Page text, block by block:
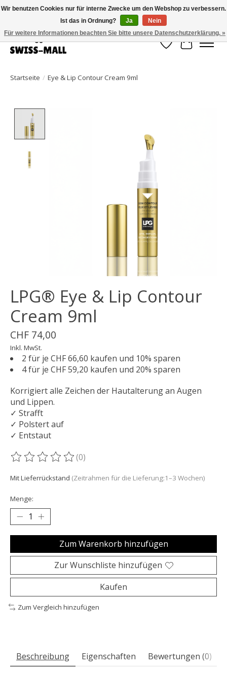
Kostenloser Versand ab CHF 250 – pünktlich und zuverlässig geliefert
Wunschzettel
Ihr
Startseite / Eye & Lip Contour Cream 9ml
LPG® Eye & Lip Contour
Cream 9ml
CHF 74,00
Inkl. MwSt.
2 für je CHF 66,60 kaufen und 10% sparen
4 für je CHF 59,20 kaufen und 20% sparen
Korrigiert alle Zeichen der Hautalterung an Augen
und Lippen.
✓ Strafft
✓ Polstert auf
✓ Entstaut
Die Bewertung dieses Produkts ist
(0)
Mit Lieferrückstand (Zeitrahmen für die Lieferung:1–3 Wochen)
Menge:
Zum Warenkorb hinzufügen
Zur Wunschliste hinzufügen
Kaufen
Zum Vergleich hinzufügen
Beschreibung Eigenschaften Bewertungen (0)
Wir benutzen Cookies nur für interne Zwecke um den Webshop zu verbessern.
Ist das in Ordnung?
Ja
Nein
Für weitere Informationen beachten Sie bitte unsere Datenschutzerklärung. »